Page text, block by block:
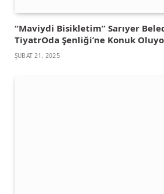
“Maviydi Bisikletim” Sarıyer
TiyatrOda Şenliği’ne Konuk
ŞUBAT 21, 2025